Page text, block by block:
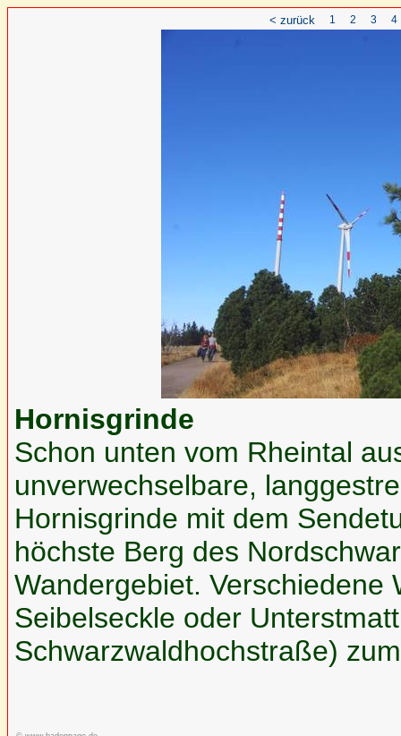
< zurück 1 2 3 4
Hornisgrinde
Schon unten vom Rheintal
unverwechselbare,
Hornisgrinde mit dem
höchste Berg des
Wandergebiet. Verschiedene
Seibelseckle oder
Schwarzwaldhochstraße)